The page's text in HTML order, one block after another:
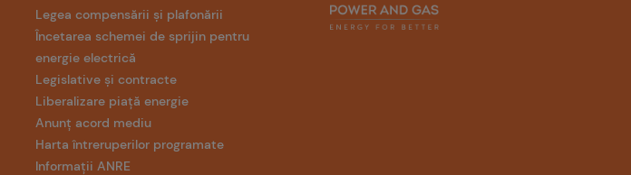
Legea compensării și plafonării
Încetarea schemei de sprijin pentru
energie electrică
Legislative și contracte
Liberalizare piață energie
Anunț acord mediu
Harta întreruperilor programate
Informații ANRE